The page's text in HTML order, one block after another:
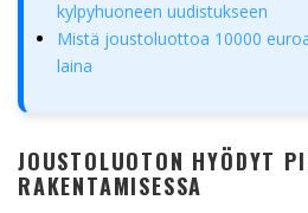
kylpyhuoneen uudistukseen
Mistä joustoluottoa 10000
laina
JOUSTOLUOTON HYÖDYT
RAKENTAMISESSA